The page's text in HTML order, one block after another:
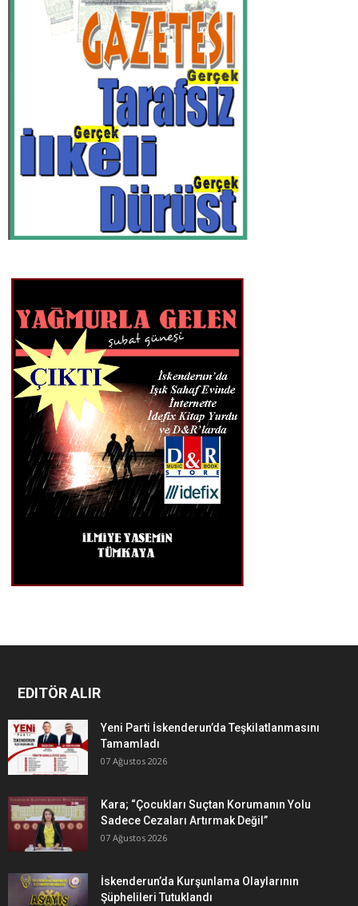
EDITÖR ALIR
Yeni Parti İskenderun’da Teşkilatlanmasını
Tamamladı
07 Ağustos 2026
Kara; “Çocukları Suçtan Korumanın Yolu
Sadece Cezaları Artırmak Değil”
07 Ağustos 2026
İskenderun’da Kurşunlama Olaylarının
Şüphelileri Tutuklandı